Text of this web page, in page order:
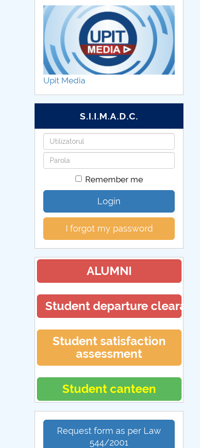
Upit Media
S.I.I.M.A.D.C.
Username
Password
Remember me
Login
I forgot my password
ALUMNI
Student departure
Student satisfaction
assessment
Student canteen
Request form as per Law
544/2001